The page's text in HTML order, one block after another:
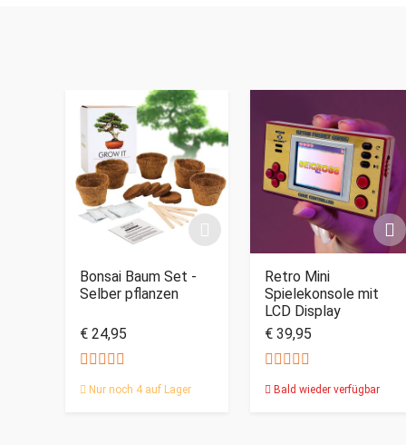
Bonsai Baum Set -
Selber pflanzen
€ 24,95
Nur noch 4 auf Lager
Retro Mini
Spielekonsole mit
LCD Display
€ 39,95
Bald wieder verfügbar